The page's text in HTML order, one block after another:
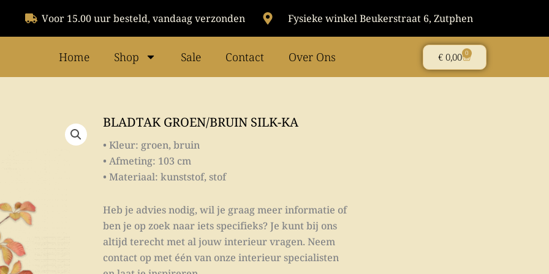
Voor 15.00 uur besteld, vandaag verzonden Fysieke winkel Beukerstraat 6, Zutphen
Home Shop Sale Contact Over Ons € 0,00 0
Winkelwagen
BLADTAK GROEN/BRUIN SILK-KA
• Kleur: groen, bruin
• Afmeting: 103 cm
• Materiaal: kunststof, stof
Heb je advies nodig, wil je graag meer informatie of
ben je op zoek naar iets specifieks? Je kunt bij ons
altijd terecht met al jouw interieur vragen. Neem
contact op met één van onze interieur specialisten